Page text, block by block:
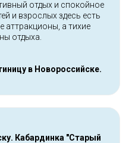
отдых и спокойное
и взрослых здесь есть
аттракционы, а тихие
отдыха.
в Новороссийске.
Кабардинка "Старый